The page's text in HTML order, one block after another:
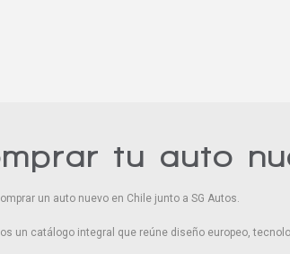
tu auto
un auto nuevo en Chile junto a SG Autos.
un catálogo integral que reúne diseño europeo,